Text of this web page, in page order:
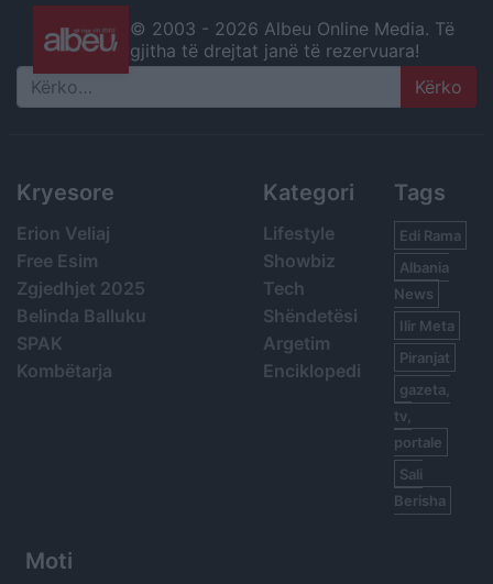
© 2003 - 2026 Albeu Online Media. Të
gjitha të drejtat janë të rezervuara!
Search
Kryesore
Erion Veliaj
Free Esim
Zgjedhjet 2025
Belinda Balluku
SPAK
Kombëtarja
Kategori
Lifestyle
Showbiz
Tech
Shëndetësi
Argetim
Enciklopedi
Tags
Edi Rama
Albania
News
Ilir Meta
Piranjat
gazeta,
tv,
portale
Sali
Berisha
Moti